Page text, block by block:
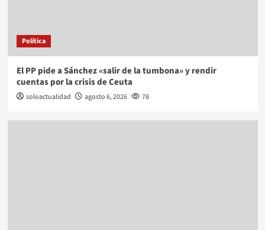
Política
El PP pide a Sánchez «salir de la tumbona» y rendir
cuentas por la crisis de Ceuta
soloactualidad agosto 6, 2026 78